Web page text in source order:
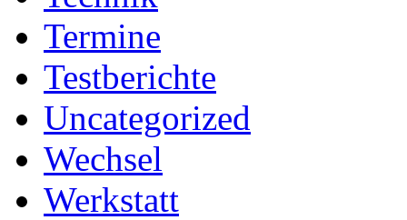
Termine
Testberichte
Uncategorized
Wechsel
Werkstatt